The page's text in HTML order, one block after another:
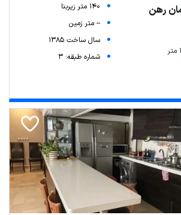
140 متر زیربنا
-- متر زمین
سال ساخت 1385
شماره طبقه: 3